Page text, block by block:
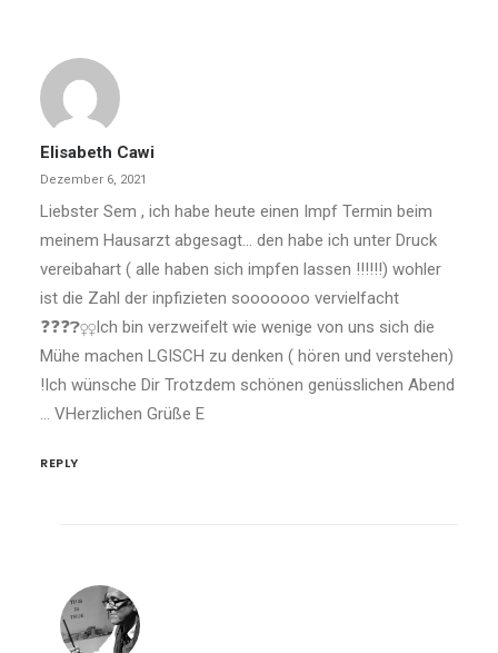
Elisabeth Cawi
Dezember 6, 2021
Liebster Sem , ich habe heute einen Impf Termin beim
meinem Hausarzt abgesagt… den habe ich unter Druck
vereibahart ( alle haben sich impfen lassen ‼️‼️‼️) wohler
ist die Zahl der inpfizieten sooooooo vervielfacht
❓❓❓❓‍♀️‍♀️Ich bin verzweifelt wie wenige von uns sich die
Mühe machen LGISCH zu denken ( hören und verstehen)
!Ich wünsche Dir Trotzdem schönen genüsslichen Abend
… VHerzlichen Grüße E
REPLY